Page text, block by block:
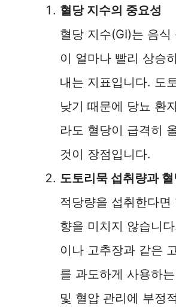
혈당 지수의 중요성
혈당 지수(GI)는 음식
이 얼마나 빨리 상승
내는 지표입니다. 도
낮기 때문에 당뇨 환
라도 혈당이 급격히
것이 장점입니다.
도토리묵 섭취량과
적당량을 섭취한다면
향을 미치지 않습니
이나 고추장과 같은
를 과도하게 사용하
및 혈압 관리에 부정